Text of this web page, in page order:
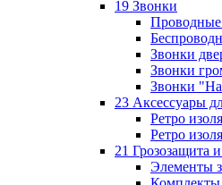
19 Звонки
Звонки
Звонки
Звонки
23 Аксессуары
Ретро
Ретро
21 Грозозащита
Элементы